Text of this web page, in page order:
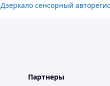
Дзеркало сенсорный
Партнеры